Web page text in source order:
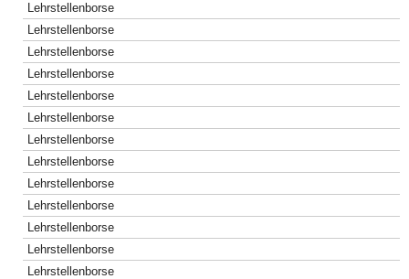
Lehrstellenborse
Lehrstellenborse
Lehrstellenborse
Lehrstellenborse
Lehrstellenborse
Lehrstellenborse
Lehrstellenborse
Lehrstellenborse
Lehrstellenborse
Lehrstellenborse
Lehrstellenborse
Lehrstellenborse
Lehrstellenborse